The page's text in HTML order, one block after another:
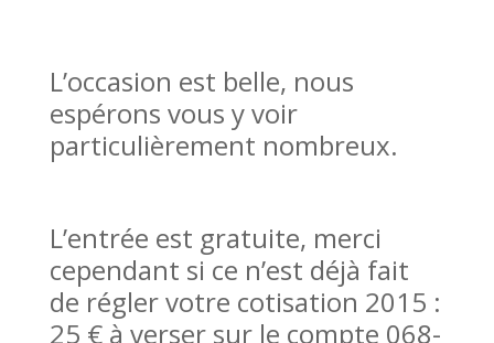
L’occasion est belle, nous
espérons vous y voir
particulièrement nombreux.
L’entrée est gratuite, merci
cependant si ce n’est déjà fait
de régler votre cotisation 2015 :
25 € à verser sur le compte 068-